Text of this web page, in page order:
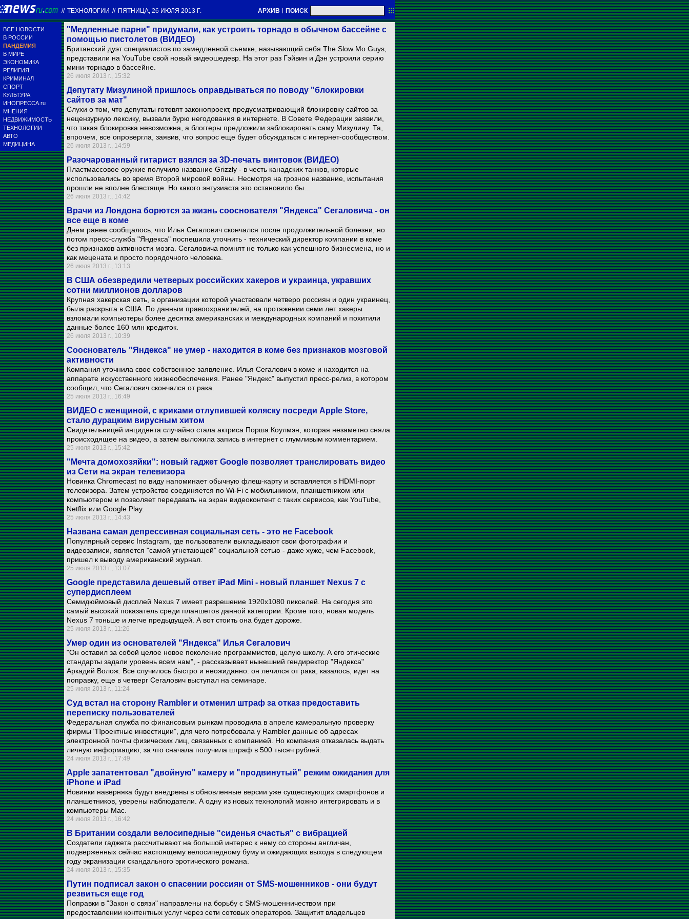
// ТЕХНОЛОГИИ // ПЯТНИЦА, 26 ИЮЛЯ 2013 Г. АРХИВ | ПОИСК
ВСЕ НОВОСТИ
В РОССИИ
ПАНДЕМИЯ
В МИРЕ
ЭКОНОМИКА
РЕЛИГИЯ
КРИМИНАЛ
СПОРТ
КУЛЬТУРА
ИНОПРЕССА.ru
МНЕНИЯ
НЕДВИЖИМОСТЬ
ТЕХНОЛОГИИ
АВТО
МЕДИЦИНА
"Медленные парни" придумали, как устроить торнадо в обычном бассейне с
помощью пистолетов (ВИДЕО)
Британский дуэт специалистов по замедленной съемке, называющий себя The Slow Mo Guys,
представили на YouTube свой новый видеошедевр. На этот раз Гэйвин и Дэн устроили серию
мини-торнадо в бассейне.
26 июля 2013 г., 15:32
Депутату Мизулиной пришлось оправдываться по поводу "блокировки
сайтов за мат"
Слухи о том, что депутаты готовят законопроект, предусматривающий блокировку сайтов за
нецензурную лексику, вызвали бурю негодования в интернете. В Совете Федерации заявили,
что такая блокировка невозможна, а блоггеры предложили заблокировать саму Мизулину. Та,
впрочем, все опровергла, заявив, что вопрос еще будет обсуждаться с интернет-сообществом.
26 июля 2013 г., 14:59
Разочарованный гитарист взялся за 3D-печать винтовок (ВИДЕО)
Пластмассовое оружие получило название Grizzly - в честь канадских танков, которые
использовались во время Второй мировой войны. Несмотря на грозное название, испытания
прошли не вполне блестяще. Но какого энтузиаста это остановило бы...
26 июля 2013 г., 14:42
Врачи из Лондона борются за жизнь сооснователя "Яндекса" Сегаловича - он
все еще в коме
Днем ранее сообщалось, что Илья Сегалович скончался после продолжительной болезни, но
потом пресс-служба "Яндекса" поспешила уточнить - технический директор компании в коме
без признаков активности мозга. Сегаловича помнят не только как успешного бизнесмена, но и
как мецената и просто порядочного человека.
26 июля 2013 г., 13:13
В США обезвредили четверых российских хакеров и украинца, укравших
сотни миллионов долларов
Крупная хакерская сеть, в организации которой участвовали четверо россиян и один украинец,
была раскрыта в США. По данным правоохранителей, на протяжении семи лет хакеры
взломали компьютеры более десятка американских и международных компаний и похитили
данные более 160 млн кредиток.
26 июля 2013 г., 10:39
Сооснователь "Яндекса" не умер - находится в коме без признаков мозговой
активности
Компания уточнила свое собственное заявление. Илья Сегалович в коме и находится на
аппарате искусственного жизнеобеспечения. Ранее "Яндекс" выпустил пресс-релиз, в котором
сообщил, что Сегалович скончался от рака.
25 июля 2013 г., 16:49
ВИДЕО с женщиной, с криками отлупившей коляску посреди Apple Store,
стало дурацким вирусным хитом
Свидетельницей инцидента случайно стала актриса Порша Коулмэн, которая незаметно сняла
происходящее на видео, а затем выложила запись в интернет с глумливым комментарием.
25 июля 2013 г., 15:42
"Мечта домохозяйки": новый гаджет Google позволяет транслировать видео
из Сети на экран телевизора
Новинка Chromecast по виду напоминает обычную флеш-карту и вставляется в HDMI-порт
телевизора. Затем устройство соединяется по Wi-Fi с мобильником, планшетником или
компьютером и позволяет передавать на экран видеоконтент с таких сервисов, как YouTube,
Netflix или Google Play.
25 июля 2013 г., 14:43
Названа самая депрессивная социальная сеть - это не Facebook
Популярный сервис Instagram, где пользователи выкладывают свои фотографии и
видеозаписи, является "самой угнетающей" социальной сетью - даже хуже, чем Facebook,
пришел к выводу американский журнал.
25 июля 2013 г., 13:07
Google представила дешевый ответ iPad Mini - новый планшет Nexus 7 с
супердисплеем
Семидюймовый дисплей Nexus 7 имеет разрешение 1920х1080 пикселей. На сегодня это
самый высокий показатель среди планшетов данной категории. Кроме того, новая модель
Nexus 7 тоньше и легче предыдущей. А вот стоить она будет дороже.
25 июля 2013 г., 11:26
Умер один из основателей "Яндекса" Илья Сегалович
"Он оставил за собой целое новое поколение программистов, целую школу. А его этические
стандарты задали уровень всем нам", - рассказывает нынешний гендиректор "Яндекса"
Аркадий Волож. Все случилось быстро и неожиданно: он лечился от рака, казалось, идет на
поправку, еще в четверг Сегалович выступал на семинаре.
25 июля 2013 г., 11:24
Суд встал на сторону Rambler и отменил штраф за отказ предоставить
переписку пользователей
Федеральная служба по финансовым рынкам проводила в апреле камеральную проверку
фирмы "Проектные инвестиции", для чего потребовала у Rambler данные об адресах
электронной почты физических лиц, связанных с компанией. Но компания отказалась выдать
личную информацию, за что сначала получила штраф в 500 тысяч рублей.
24 июля 2013 г., 17:49
Apple запатентовал "двойную" камеру и "продвинутый" режим ожидания для
iPhone и iPad
Новинки наверняка будут внедрены в обновленные версии уже существующих смартфонов и
планшетников, уверены наблюдатели. А одну из новых технологий можно интегрировать и в
компьютеры Mac.
24 июля 2013 г., 16:42
В Британии создали велосипедные "сиденья счастья" с вибрацией
Создатели гаджета рассчитывают на большой интерес к нему со стороны англичан,
подверженных сейчас настоящему велосипедному буму и ожидающих выхода в следующем
году экранизации скандального эротического романа.
24 июля 2013 г., 15:35
Путин подписал закон о спасении россиян от SMS-мошенников - они будут
резвиться еще год
Поправки в "Закон о связи" направлены на борьбу с SMS-мошенничеством при
предоставлении контентных услуг через сети сотовых операторов. Защитит владельцев